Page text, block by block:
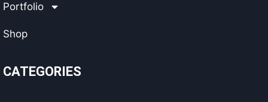
Portfolio
Shop
CATEGORIES